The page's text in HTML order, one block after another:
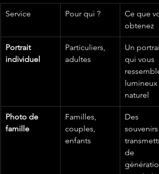
Service Pour qui ?
Ce que
obtenez
Portrait
individuel
Particuliers,
adultes
Un
qui vous
lumineux
naturel
Photo de
famille
Familles,
couples,
enfants
Des
souvenirs
de